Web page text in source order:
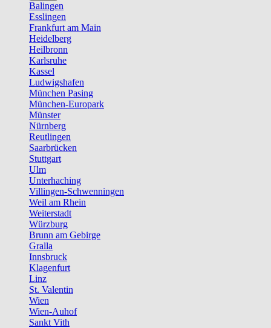
Balingen
Esslingen
Frankfurt am Main
Heidelberg
Heilbronn
Karlsruhe
Kassel
Ludwigshafen
München Pasing
München-Europark
Münster
Nürnberg
Reutlingen
Saarbrücken
Stuttgart
Ulm
Unterhaching
Villingen-Schwenningen
Weil am Rhein
Weiterstadt
Würzburg
Brunn am Gebirge
Gralla
Innsbruck
Klagenfurt
Linz
St. Valentin
Wien
Wien-Auhof
Sankt Vith